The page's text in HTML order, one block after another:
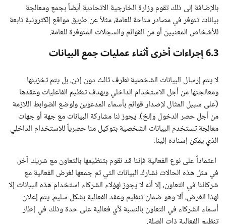
بالإضافة إلى ذلك تقوم وزارة الخارجية الاتحادية أيضاً بجمع ومعالجة
بيانات تتوفر في مصادر متاحة للعامة، مثلاُ عن طريق مواقع إلكترونية تابعة
للأشخاص المعنيين أو من القوائم والسجلات المتوفرة للعامة.
6.3 إجراءات أخرى أثناء عمليات جمع البيانات
لا يتم إرسال البيانات الشخصية لطرف ثالث دون إذن، بل يتم تخزينها
ومعالجتها من أجل الاستخدام الداخلي وبهدف تنظيم الفاعليات وعقدها
(على سبيل المثال لإصدار قوائم بأسماء المدعوين ولوضع الضوابط اللازمة
من أجل حصر الدخول وإلخ). يجوز لنا مشاركة البيانات مع جهة أو جهات
معالِجة تستخدم البيانات الشخصية بتوكيل منا حصرياً للاستخدام الداخلي
الذي يمكن إسناده إلينا.
اعتماداً على نوع الفعالية فإننا قد نقوم بتنظيمها بالتعاون مع شريك آخر.
في مثل هذه الحالات نشارك البيانات التي تم جمعها لغرض الفعالية مع
شركائنا في التعاون، إلا أنه لا يجوز لهؤلاء الشركاء استخدام هذه البيانات إلا
لهذا الغرض، ألا وهو ضمان تنظيم وعقد الفعالية بشكل سليم. يتم إعلان
أسماء الشركاء في التعاون بالنسبة لأي فعالية على حدة وذلك في إطار